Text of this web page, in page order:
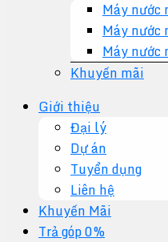
Máy nước
Máy nước
Máy nước
Khuyến mãi
Giới thiệu
Đại lý
Dự án
Tuyển dụng
Liên hệ
Khuyến Mãi
Trả góp 0%